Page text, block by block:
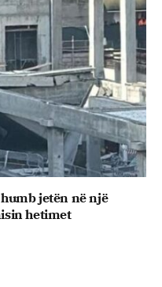
jetën në një
hetimet